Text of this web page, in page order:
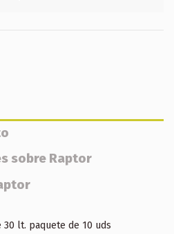
sobre Raptor
lt. paquete de 10 uds